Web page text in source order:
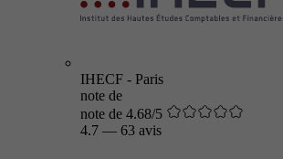
IHECF - Paris
note de
note de 4.68/5
4.7 — 63 avis